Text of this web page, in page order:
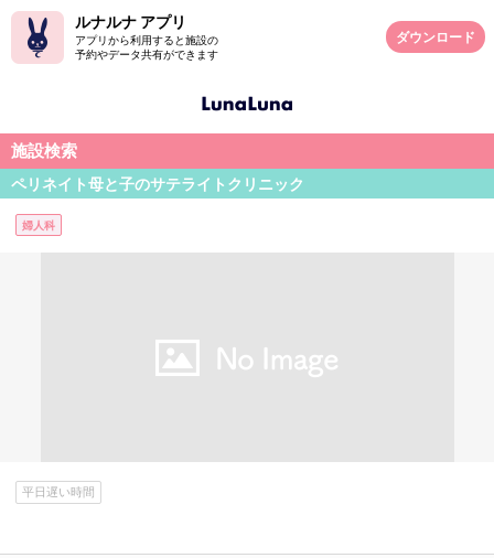
ルナルナ アプリ
アプリから利用すると施設の
予約やデータ共有ができます
ダウンロード
施設検索
ペリネイト母と子のサテライトクリニック
婦人科
平日遅い時間